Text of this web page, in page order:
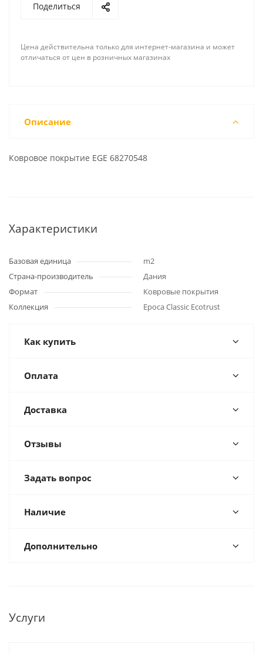
Поделиться
Цена действительна только для интернет-магазина и может
отличаться от цен в розничных магазинах
Описание
Ковровое покрытие EGE 68270548
Характеристики
Базовая единица
m2
Страна-производитель
Дания
Формат
Ковровые покрытия
Коллекция
Epoca Classic Ecotrust
Как купить
Оплата
Доставка
Отзывы
Задать вопрос
Наличие
Дополнительно
Услуги